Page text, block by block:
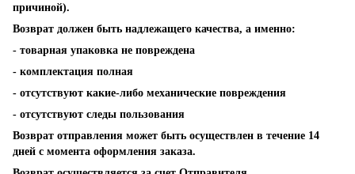
причиной).
Возврат должен быть надлежащего качества, а именно:
- товарная упаковка не повреждена
- комплектация полная
- отсутствуют какие-либо механические повреждения
- отсутствуют следы пользования
Возврат отправления может быть осуществлен в течение 14
дней с момента оформления заказа.